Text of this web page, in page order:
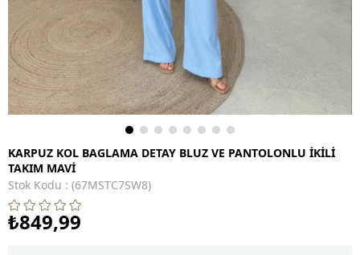
KARPUZ KOL BAGLAMA DETAY BLUZ VE PANTOLONLU İKİLİ
TAKIM MAVİ
Stok Kodu
(67MSTC7SW8)
₺849,99